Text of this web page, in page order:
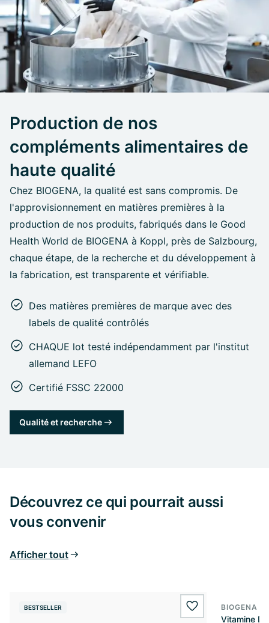
Production de nos
compléments alimentaires de
haute qualité
Chez BIOGENA, la qualité est sans compromis. De
l'approvisionnement en matières premières à la
production de nos produits, fabriqués dans le Good
Health World de BIOGENA à Koppl, près de Salzbourg,
chaque étape, de la recherche et du développement à
la fabrication, est transparente et vérifiable.
Des matières premières de marque avec des
labels de qualité contrôlés
CHAQUE lot testé indépendamment par l'institut
allemand LEFO
Certifié FSSC 22000
Qualité et recherche
Découvrez ce qui pourrait aussi
vous convenir
Afficher tout
BESTSELLER wishlist.add
BIOGENA
Vitamine